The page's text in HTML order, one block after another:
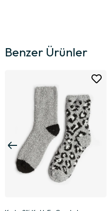
Benzer Ürünler